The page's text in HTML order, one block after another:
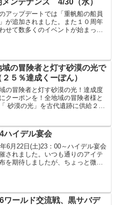
アップデートでは「重帆船の船員
が追加されました。また１０周年
せて数多くのイベントが始まって
トーク...
域の冒険者と灯す砂漠の光で
５％達成くーぽん）
の冒険者と灯す砂漠の光！達成度
クーポンを！全地域の冒険者様と
砂漠の光」を古代遺跡に供給２
「250,000,000個」を達成した...
ハイデル宴会
6月22日(土)23：00～ハイデル宴会
されました。いつも通りのアイテ
を期待しましたが、ちょっと微妙
...
ワールド交流戦、黒サバデ